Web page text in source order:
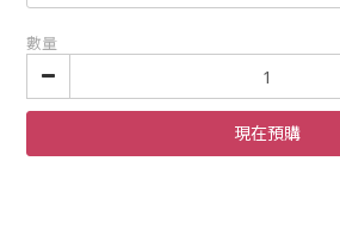
數量
現在預購